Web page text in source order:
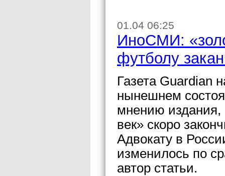
01.04 06:25
ИноСМИ:
футболу
Газета Guardian
нынешнем
мнению издания,
век» скоро
Адвокату в
изменилось по
автор статьи.